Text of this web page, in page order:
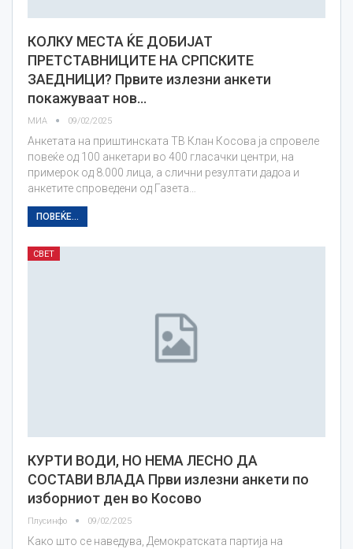
КОЛКУ МЕСТА ЌЕ ДОБИЈАТ
ПРЕТСТАВНИЦИТЕ НА СРПСКИТЕ
ЗАЕДНИЦИ? Првите излезни анкети
покажуваат нов…
МИА 09/02/2025
Анкетата на приштинската ТВ Клан Косова ја спровеле
повеќе од 100 анкетари во 400 гласачки центри, на
примерок од 8.000 лица, а слични резултати дадоа и
анкетите спроведени од Газета…
ПОВЕЌЕ...
СВЕТ
КУРТИ ВОДИ, НО НЕМА ЛЕСНО ДА
СОСТАВИ ВЛАДА Први излезни анкети по
изборниот ден во Косово
Плусинфо 09/02/2025
Како што се наведува, Демократската партија на